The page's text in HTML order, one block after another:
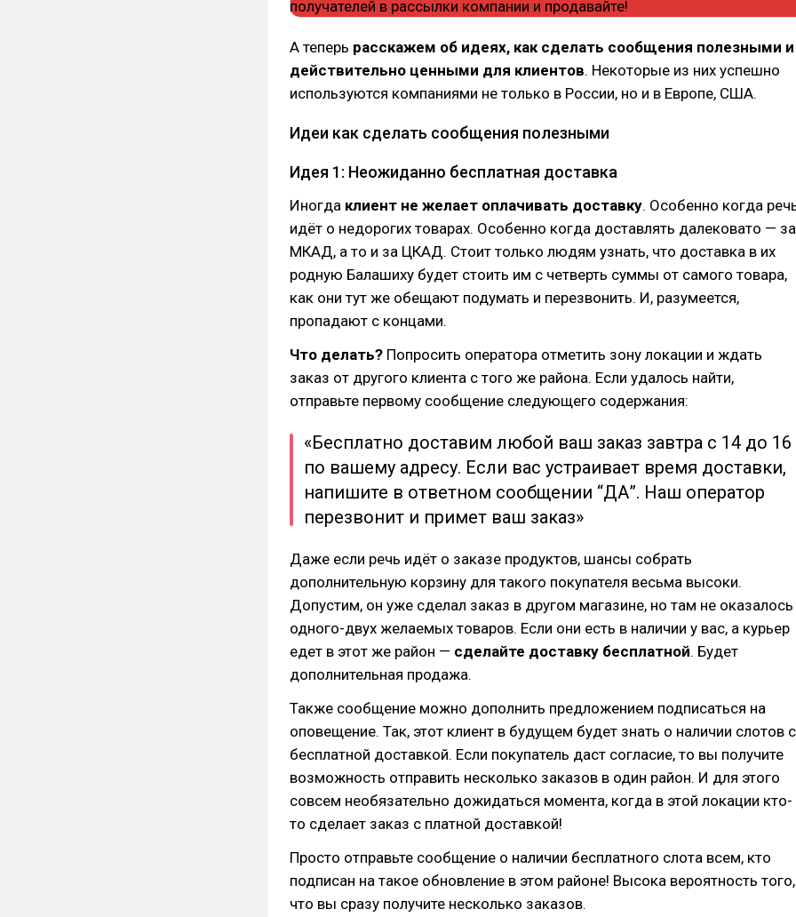
А теперь расскажем об идеях, как сделать сообщения полезными и
действительно ценными для клиентов. Некоторые из них успешно
используются компаниями не только в России, но и в Европе, США.
Идеи как сделать сообщения полезными
Идея 1: Неожиданно бесплатная доставка
Иногда клиент не желает оплачивать доставку. Особенно когда
идёт о недорогих товарах. Особенно когда доставлять далековато — за
МКАД, а то и за ЦКАД. Стоит только людям узнать, что доставка в их
родную Балашиху будет стоить им с четверть суммы от самого товара,
как они тут же обещают подумать и перезвонить. И, разумеется,
пропадают с концами.
Что делать? Попросить оператора отметить зону локации и ждать
заказ от другого клиента с того же района. Если удалось найти,
отправьте первому сообщение следующего содержания:
«Бесплатно доставим любой ваш заказ завтра с 14 до 16
по вашему адресу. Если вас устраивает время доставки,
напишите в ответном сообщении “ДА”. Наш оператор
перезвонит и примет ваш заказ»
Даже если речь идёт о заказе продуктов, шансы собрать
дополнительную корзину для такого покупателя весьма высоки.
Допустим, он уже сделал заказ в другом магазине, но там не оказалось
одного-двух желаемых товаров. Если они есть в наличии у вас, а курьер
едет в этот же район — сделайте доставку бесплатной. Будет
дополнительная продажа.
Также сообщение можно дополнить предложением подписаться на
оповещение. Так, этот клиент в будущем будет знать о наличии слотов с
бесплатной доставкой. Если покупатель даст согласие, то вы получите
возможность отправить несколько заказов в один район. И для этого
совсем необязательно дожидаться момента, когда в этой локации кто-
то сделает заказ с платной доставкой!
Просто отправьте сообщение о наличии бесплатного слота всем, кто
подписан на такое обновление в этом районе! Высока вероятность того,
что вы сразу получите несколько заказов.